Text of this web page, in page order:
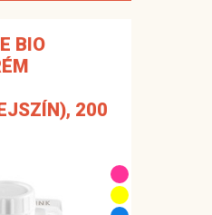
BIO
200